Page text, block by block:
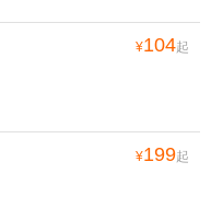
¥104起
¥199起